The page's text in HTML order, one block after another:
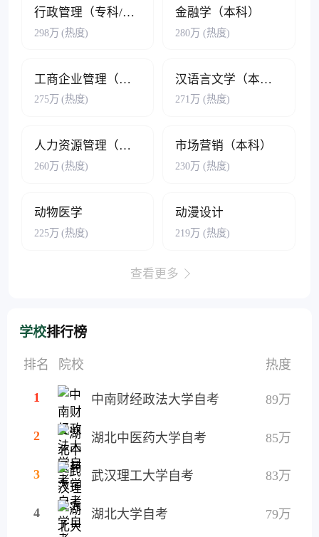
行政管理（专科/本科）
298万 (热度)
金融学（本科）
280万 (热度)
工商企业管理（专科/本科）
275万 (热度)
汉语言文学（本科）
271万 (热度)
人力资源管理（本科）
260万 (热度)
市场营销（本科）
230万 (热度)
动物医学
225万 (热度)
动漫设计
219万 (热度)
查看更多
学校排行榜
排名 院校 热度
1 中南财经政法大学自考 89万
2 湖北中医药大学自考 85万
3 武汉理工大学自考 83万
4 湖北大学自考 79万